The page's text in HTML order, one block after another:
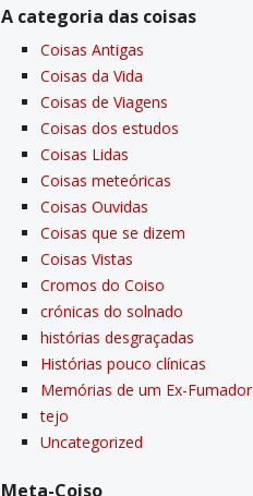
A categoria das coisas
Coisas Antigas
Coisas da Vida
Coisas de Viagens
Coisas dos estudos
Coisas Lidas
Coisas meteóricas
Coisas Ouvidas
Coisas que se dizem
Coisas Vistas
Cromos do Coiso
crónicas do solnado
histórias desgraçadas
Histórias pouco clí­nicas
Memórias de um Ex-Fumador
tejo
Uncategorized
Meta-Coiso